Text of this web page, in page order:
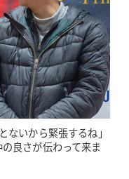
ないから緊張するね」
良さが伝わって来ま